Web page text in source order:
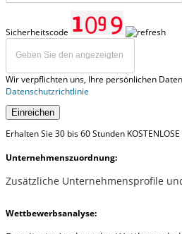
Sicherheitscode
Wir verpflichten uns, Ihre persönlichen
Datenschutzrichtlinie
Einreichen
Erhalten Sie 30 bis 60 Stunden
Unternehmenszuordnung:
Zusätzliche Unternehmensprofile
Wettbewerbsanalyse: